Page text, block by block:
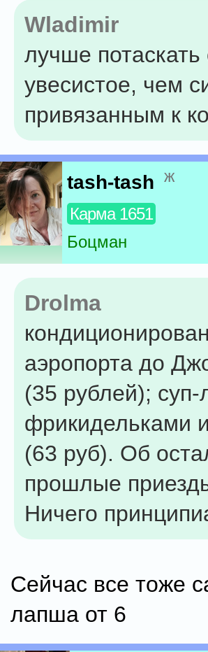
Wladimir
лучше
увесистое, чем
привязанным к
tash-tash ж
Карма 1651
Боцман
Drolma
аэропорта до
(35 рублей);
фрикидельками
(63 руб). Об
прошлые
Ничего
Сейчас все тоже
лапша от 6